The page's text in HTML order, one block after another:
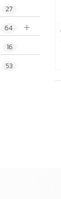
27
+
64
16
53